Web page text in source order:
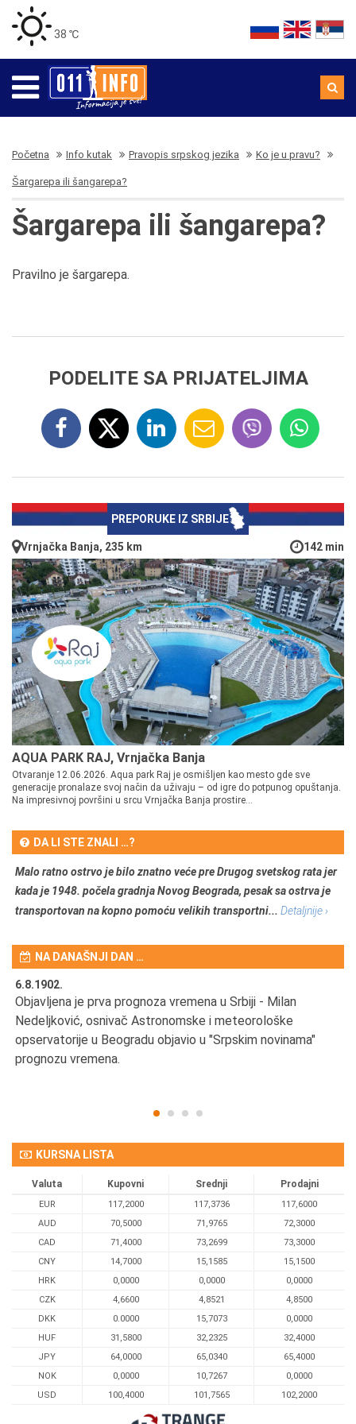
38 ℃
Početna Info kutak Pravopis srpskog jezika Ko je u pravu?
Šargarepa ili šangarepa?
Šargarepa ili šangarepa?
Pravilno je šargarepa.
PODELITE SA PRIJATELJIMA
PREPORUKE IZ SRBIJE
Vrnjačka Banja, 235 km 142 min
AQUA PARK RAJ, Vrnjačka Banja
Otvaranje 12.06.2026. Aqua park Raj je osmišljen kao mesto gde sve
generacije pronalaze svoj način da uživaju – od igre do potpunog opuštanja.
Na impresivnoj površini u srcu Vrnjačka Banja prostire...
DA LI STE ZNALI …?
Malo ratno ostrvo je bilo znatno veće pre Drugog svetskog rata jer
kada je 1948. počela gradnja Novog Beograda, pesak sa ostrva je
transportovan na kopno pomoću velikih transportni... Detaljnije ›
NA DANAŠNJI DAN …
6.8.1902.
Objavljena je prva prognoza vremena u Srbiji - Milan
Nedeljković, osnivač Astronomske i meteorološke
opservatorije u Beogradu objavio u "Srpskim novinama"
prognozu vremena.
KURSNA LISTA
Valuta Kupovni Srednji Prodajni
EUR 117,2000 117,3736
117,6000
AUD
70,5000 71,9765
72,3000
CAD
71,4000 73,2699
73,3000
CNY
14,7000 15,1585
15,1500
HRK
0,0000 0,0000
0,0000
CZK
4,6600 4,8521
4,8500
DKK
0.0000 15,7073
0,0000
HUF
31,5800 32,2325
32,4000
JPY
64,0000 65,0340
65,4000
NOK
0,0000 10,7267
0,0000
USD
100,4000 101,7565 102,2000